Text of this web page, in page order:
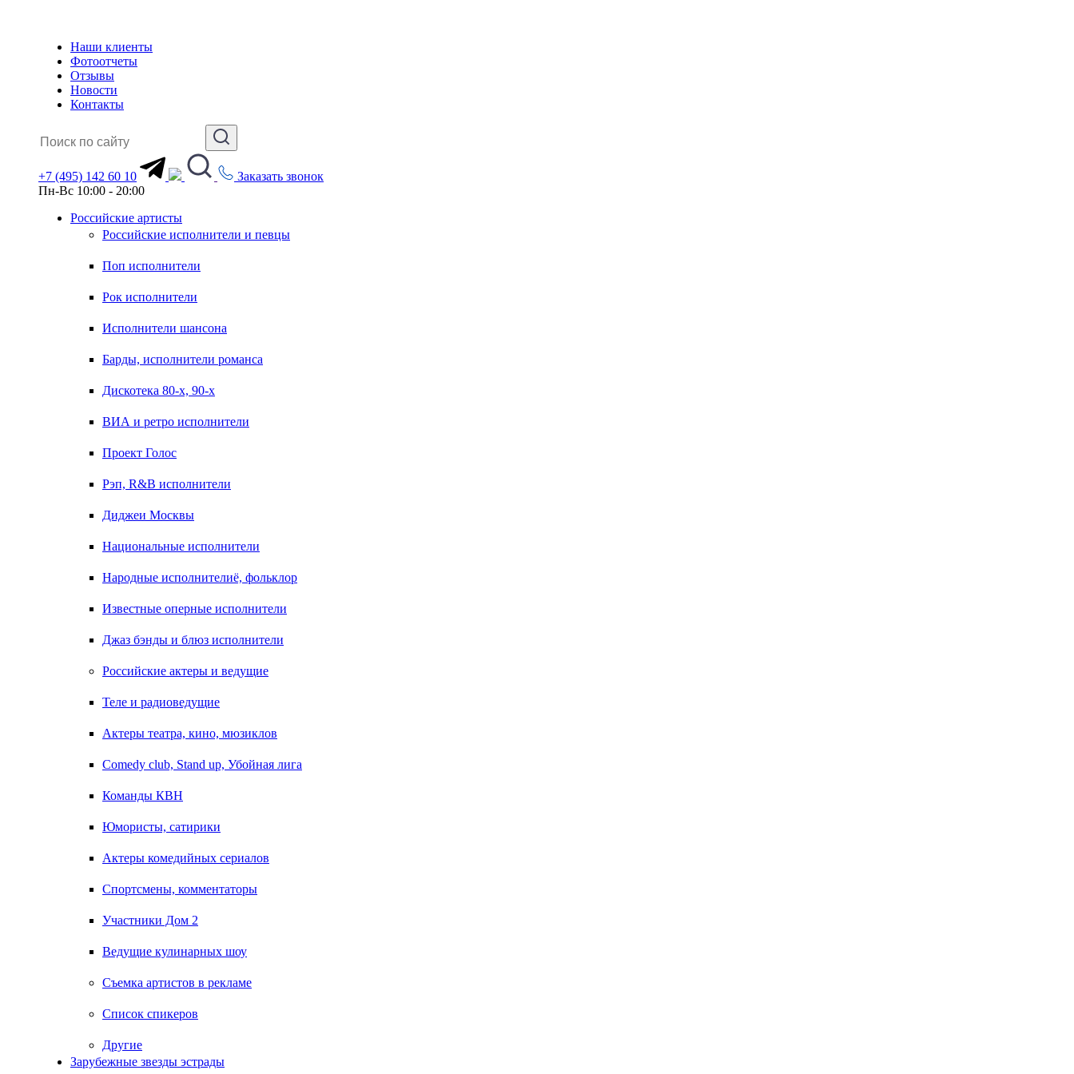
Наши клиенты
Фотоотчеты
Отзывы
Новости
Контакты
+7 (495) 142 60 10
Заказать звонок
Пн-Вс 10:00 - 20:00
Российские артисты
Российские исполнители и певцы
Поп исполнители
Рок исполнители
Исполнители шансона
Барды, исполнители романса
Дискотека 80-х, 90-х
ВИА и ретро исполнители
Проект Голос
Рэп, R&B исполнители
Диджеи Москвы
Национальные исполнители
Народные исполнителиё, фольклор
Известные оперные исполнители
Джаз бэнды и блюз исполнители
Российские актеры и ведущие
Теле и радиоведущие
Актеры театра, кино, мюзиклов
Comedy club, Stand up, Убойная лига
Команды КВН
Юмористы, сатирики
Актеры комедийных сериалов
Спортсмены, комментаторы
Участники Дом 2
Ведущие кулинарных шоу
Съемка артистов в рекламе
Список спикеров
Другие
Зарубежные звезды эстрады